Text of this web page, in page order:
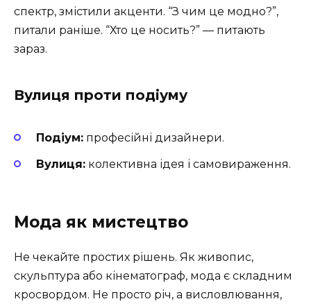
спектр, змістили акценти. “З чим це модно?”,
питали раніше. “Хто це носить?” — питають
зараз.
Вулиця проти подіуму
Подіум: професійні дизайнери.
Вулиця: колективна ідея і самовираження.
Мода як мистецтво
Не чекайте простих рішень. Як живопис,
скульптура або кінематограф, мода є складним
кросвордом. Не просто річ, а висловлювання,